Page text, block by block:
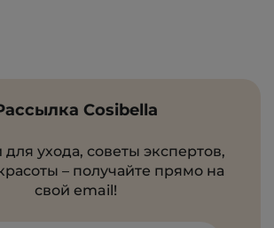
Cosibella
ухода, советы экспертов,
– получайте прямо на
свой email!